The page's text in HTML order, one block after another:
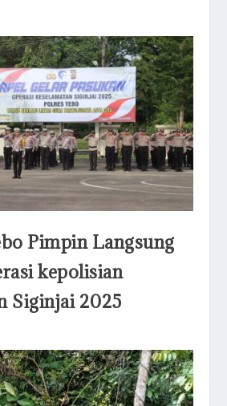
Pimpin Langsung
kepolisian
Siginjai 2025